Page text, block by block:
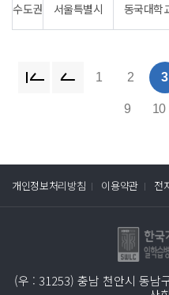
수도권 서울특별시 동국대학
1 2 3
9 10
개인정보처리방침 이용약관 전
(우 : 31253) 충남 천안시 동남